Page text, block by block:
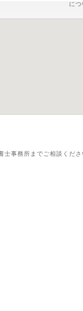
に
士事務所までご相談く